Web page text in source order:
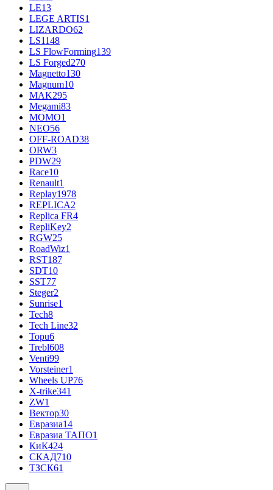
LE13
LEGE ARTIS1
LIZARDO62
LS1148
LS FlowForming139
LS Forged270
Magnetto130
Magnum10
MAK295
Megami83
MOMO1
NEO56
OFF-ROAD38
ORW3
PDW29
Race10
Renault1
Replay1978
REPLICA2
Replica FR4
RepliKey2
RGW25
RoadWiz1
RST187
SDT10
SST77
Steger2
Sunrise1
Tech8
Tech Line32
Topu6
Trebl608
Venti99
Vorsteiner1
Wheels UP76
X-trike341
ZW1
Вектор30
Евразиа14
Евразиа ТАПО1
КиК424
СКАД710
ТЗСК61